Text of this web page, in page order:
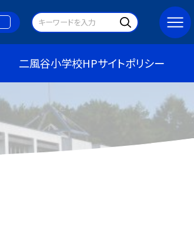
二風谷小学校HPサイトポリシー